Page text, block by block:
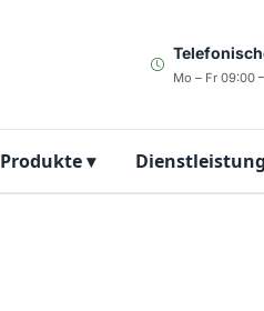
Mo – Fr 09:00
Produkte▾